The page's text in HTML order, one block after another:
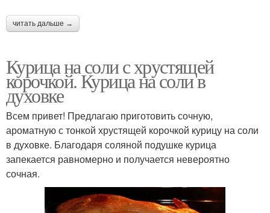
читать дальше →
Курица на соли с хрустящей
корочкой. Курица на соли в
духовке
Всем привет! Предлагаю приготовить сочную,
ароматную с тонкой хрустящей корочкой курицу на соли
в духовке. Благодаря соляной подушке курица
запекается равномерно и получается невероятно
сочная.